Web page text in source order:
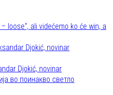
loose“, ali videćemo ko će win, a
Djokić, novinar